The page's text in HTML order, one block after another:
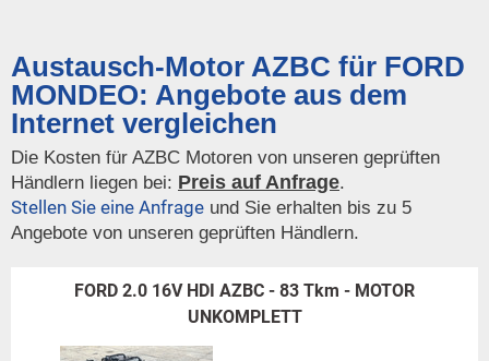
Austausch-Motor AZBC für FORD
MONDEO: Angebote aus dem
Internet vergleichen
Die Kosten für AZBC Motoren von unseren geprüften
Händlern liegen bei: Preis auf Anfrage.
Stellen Sie eine Anfrage und Sie erhalten bis zu 5
Angebote von unseren geprüften Händlern.
FORD 2.0 16V HDI AZBC - 83 Tkm - MOTOR
UNKOMPLETT